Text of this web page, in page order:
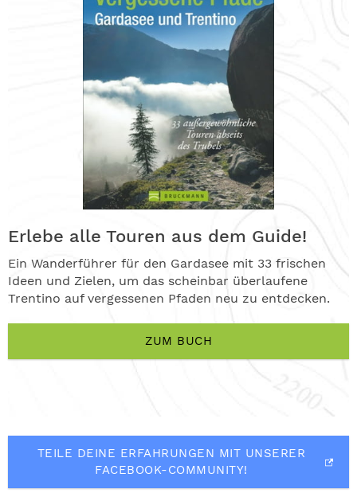
Erlebe alle Touren aus dem Guide!
Ein Wanderführer für den Gardasee mit 33 frischen
Ideen und Zielen, um das scheinbar überlaufene
Trentino auf vergessenen Pfaden neu zu entdecken.
ZUM BUCH
TEILE DEINE ERFAHRUNGEN MIT UNSERER
FACEBOOK-COMMUNITY!